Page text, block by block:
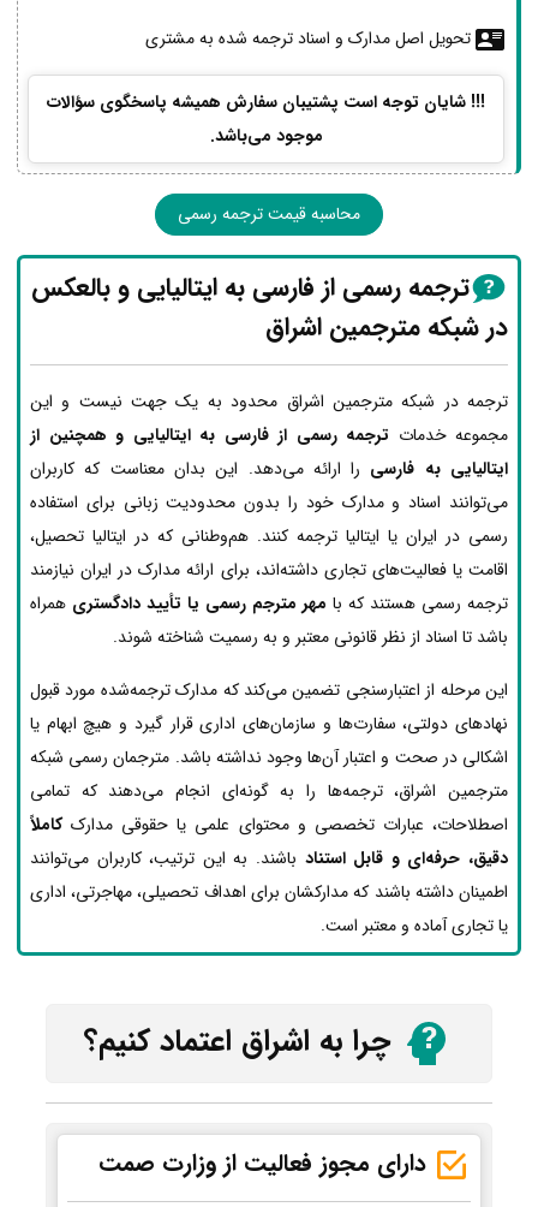
تحویل اصل مدارک و اسناد ترجمه شده به مشتری
!!! شایان توجه است پشتیبان سفارش همیشه پاسخگوی سؤالات
موجود می‌باشد.
محاسبه قیمت ترجمه رسمی
ترجمه رسمی از فارسی به ایتالیایی و بالعکس
در شبکه مترجمین اشراق
ترجمه در شبکه مترجمین اشراق محدود به یک جهت نیست و این
مجموعه خدمات ترجمه رسمی از فارسی به ایتالیایی و همچنین از
ایتالیایی به فارسی را ارائه می‌دهد. این بدان معناست که کاربران
می‌توانند اسناد و مدارک خود را بدون محدودیت زبانی برای استفاده
رسمی در ایران یا ایتالیا ترجمه کنند. هم‌وطنانی که در ایتالیا تحصیل،
اقامت یا فعالیت‌های تجاری داشته‌اند، برای ارائه مدارک در ایران نیازمند
ترجمه رسمی هستند که با مهر مترجم رسمی یا تأیید دادگستری همراه
باشد تا اسناد از نظر قانونی معتبر و به رسمیت شناخته شوند.
این مرحله از اعتبارسنجی تضمین می‌کند که مدارک ترجمه‌شده مورد قبول
نهادهای دولتی، سفارت‌ها و سازمان‌های اداری قرار گیرد و هیچ ابهام یا
اشکالی در صحت و اعتبار آن‌ها وجود نداشته باشد. مترجمان رسمی شبکه
مترجمین اشراق، ترجمه‌ها را به گونه‌ای انجام می‌دهند که تمامی
اصطلاحات، عبارات تخصصی و محتوای علمی یا حقوقی مدارککاملاً
دقیق، حرفه‌ای و قابل استناد باشند. به این ترتیب، کاربران می‌توانند
اطمینان داشته باشند که مدارکشان برای اهداف تحصیلی، مهاجرتی، اداری
یا تجاری آماده و معتبر است.
چرا به اشراق اعتماد کنیم؟
دارای مجوز فعالیت از وزارت صمت